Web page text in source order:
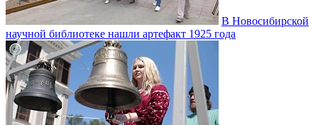
В Новосибирской
научной библиотеке нашли артефакт 1925 года